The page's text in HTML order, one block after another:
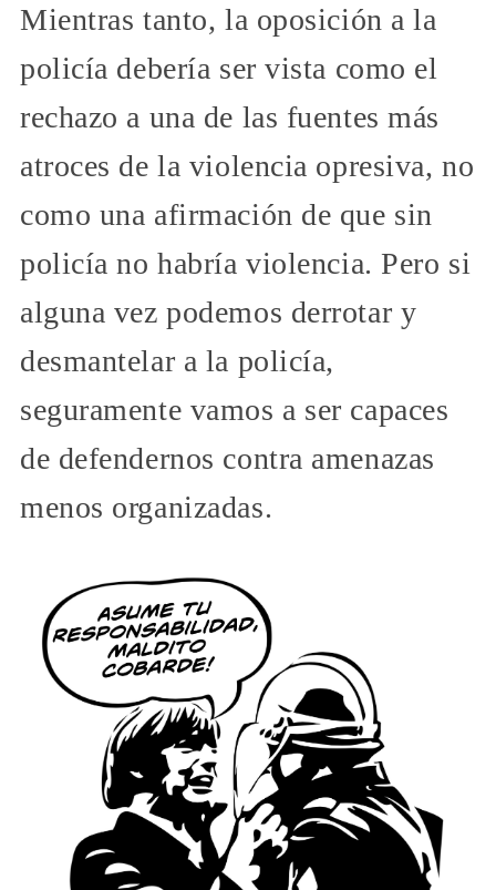
Mientras tanto, la oposición a la
policía debería ser vista como el
rechazo a una de las fuentes más
atroces de la violencia opresiva, no
como una afirmación de que sin
policía no habría violencia. Pero si
alguna vez podemos derrotar y
desmantelar a la policía,
seguramente vamos a ser capaces
de defendernos contra amenazas
menos organizadas.